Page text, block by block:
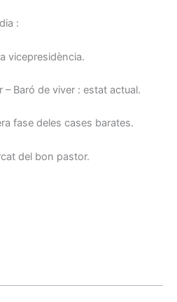
:
vicepresidència.
– Baró de viver : estat actual.
fase deles cases barates.
del bon pastor.